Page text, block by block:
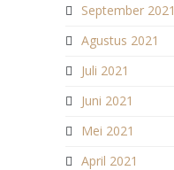
September 2021
Agustus 2021
Juli 2021
Juni 2021
Mei 2021
April 2021